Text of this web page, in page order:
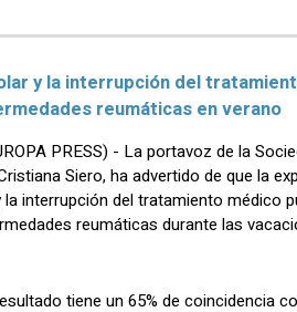
y la interrupción del
reumáticas en verano
PRESS) - La portavoz de la
Siero, ha advertido de que la
interrupción del tratamiento médico
reumáticas durante las
tiene un 65% de coincidencia